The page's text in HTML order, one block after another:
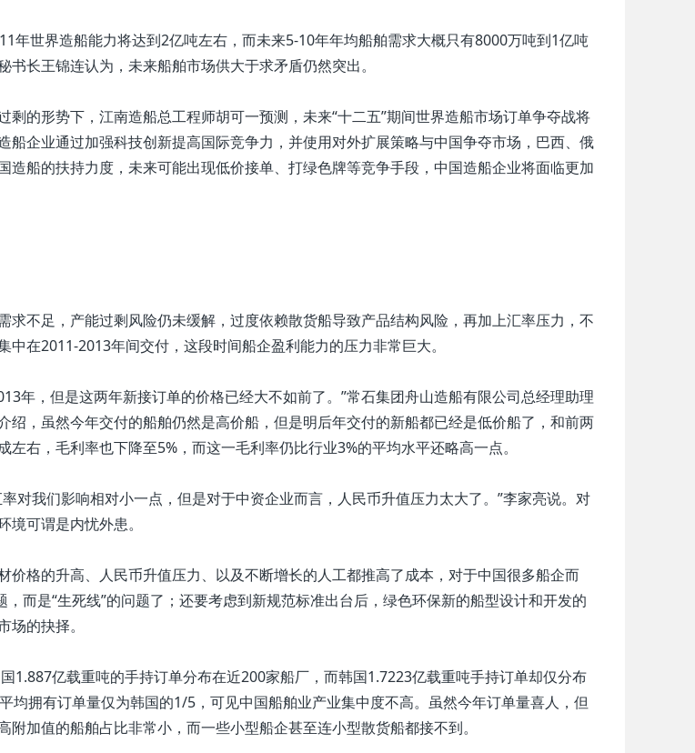
年世界造船能力将达到2亿吨左右，而未来5-10年年均船舶需求大概只有8000万吨到1亿吨
书长王锦连认为，未来船舶市场供大于求矛盾仍然突出。
的形势下，江南造船总工程师胡可一预测，未来“十二五”期间世界造船市场订单争夺战将
船企业通过加强科技创新提高国际竞争力，并使用对外扩展策略与中国争夺市场，巴西、俄
造船的扶持力度，未来可能出现低价接单、打绿色牌等竞争手段，中国造船企业将面临更加
求不足，产能过剩风险仍未缓解，过度依赖散货船导致产品结构风险，再加上汇率压力，不
中在2011-2013年间交付，这段时间船企盈利能力的压力非常巨大。
年，但是这两年新接订单的价格已经大不如前了。”常石集团舟山造船有限公司总经理助理
绍，虽然今年交付的船舶仍然是高价船，但是明后年交付的新船都已经是低价船了，和前两
左右，毛利率也下降至5%，而这一毛利率仍比行业3%的平均水平还略高一点。
对我们影响相对小一点，但是对于中资企业而言，人民币升值压力太大了。”李家亮说。对
可谓是内忧外患。
价格的升高、人民币升值压力、以及不断增长的人工都推高了成本，对于中国很多船企而
，而是“生死线”的问题了；还要考虑到新规范标准出台后，绿色环保新的船型设计和开发的
的抉择。
1.887亿载重吨的手持订单分布在近200家船厂，而韩国1.7223亿载重吨手持订单却仅分布
均拥有订单量仅为韩国的1/5，可见中国船舶业产业集中度不高。虽然今年订单量喜人，但
附加值的船舶占比非常小，而一些小型船企甚至连小型散货船都接不到。